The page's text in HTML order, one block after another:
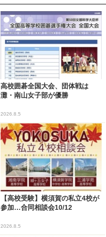
高校囲碁全国大会、団体戦は
灘・南山女子部が優勝
2026.8.5
【高校受験】横須賀の私立4校が
参加…合同相談会10/12
2026.8.5